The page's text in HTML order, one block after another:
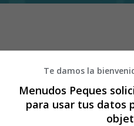
por la ausencia total o
1 de cada 50,000
aniridia?
Te damos la
Menudos Peques
para usar tus datos